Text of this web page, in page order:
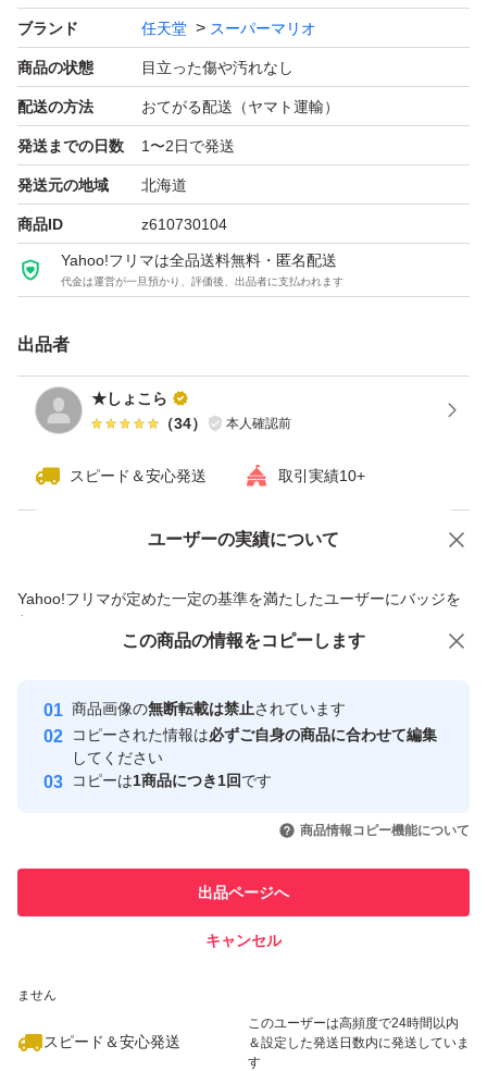
ブランド 任天堂 スーパーマリオ
商品の状態 目立った傷や汚れなし
配送の方法 おてがる配送（ヤマト運輸）
発送までの日数 1〜2日で発送
発送元の地域 北海道
商品ID z610730104
Yahoo!フリマは全品送料無料・匿名配送
代金は運営が一旦預かり、評価後、出品者に支払われます
出品者
★しょこら
（34） 本人確認前
スピード＆安心発送 取引実績10+
ユーザーの実績について
Yahoo!フリマが定めた一定の基準を満たしたユーザーにバッジを
付与しています
安心取引出品者
心・安全なユーザーです
取引実績
引を完了させた実績があります
での取引実績があります
ません
スピード＆安心発送
このユーザーは高頻度で24時間以内
＆設定した発送日数内に発送していま
す
価格の相談 商品への質問
この商品の情報をコピーします
商品画像の無断転載は禁止されています
コピーされた情報は必ずご自身の商品に合わせて編集
してください
コピーは1商品につき1回です
商品情報コピー機能について
出品ページへ
キャンセル
この商品をみている人にオススメ